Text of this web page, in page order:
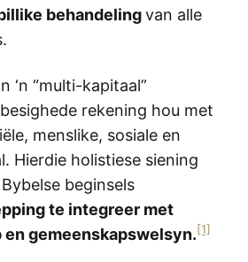
behandelingvan alle
‘n “multi-kapitaal”
rekening hou met
menslike, sosiale en
Hierdie holistiese siening
beginsels
te integreer met
gemeenskapswelsyn.[1]